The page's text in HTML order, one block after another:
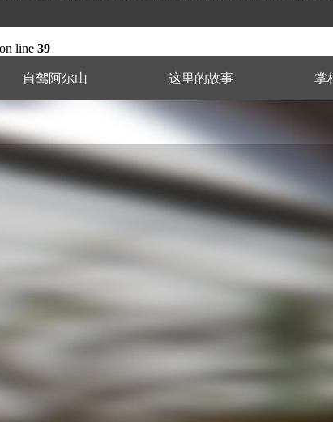
on line 39
自驾阿尔山 这里的故事 掌